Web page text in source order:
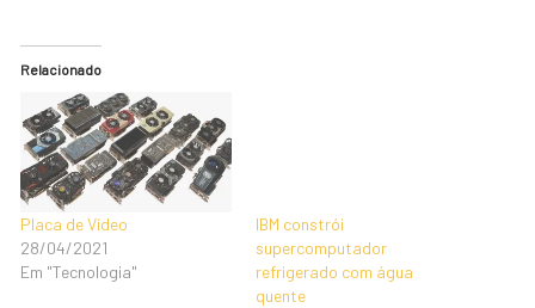
Relacionado
Placa de Vídeo
28/04/2021
Em "Tecnologia"
IBM constrói
supercomputador
refrigerado com água
quente